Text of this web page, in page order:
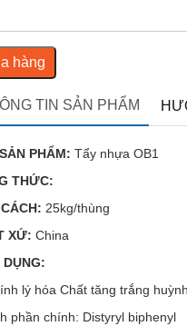
hàng
TIN SẢN PHẨM
PHẨM: Tẩy nhựa OB1
THỨC:
25kg/thùng
XỨ: China
lý hóa Chất tăng trắng
phần chính: Distyryl biphenyl